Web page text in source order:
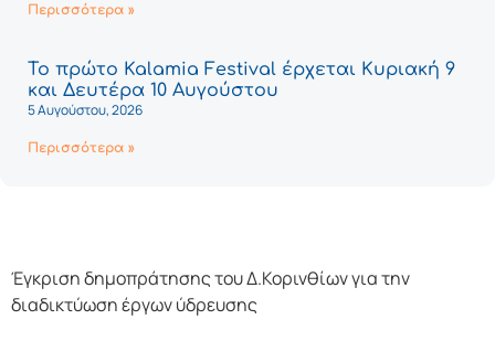
Περισσότερα »
Το πρώτο Kalamia Festival έρχεται Κυριακή 9
και Δευτέρα 10 Αυγούστου
5 Αυγούστου, 2026
Περισσότερα »
Έγκριση δημοπράτησης του Δ.Κορινθίων για την
διαδικτύωση έργων ύδρευσης